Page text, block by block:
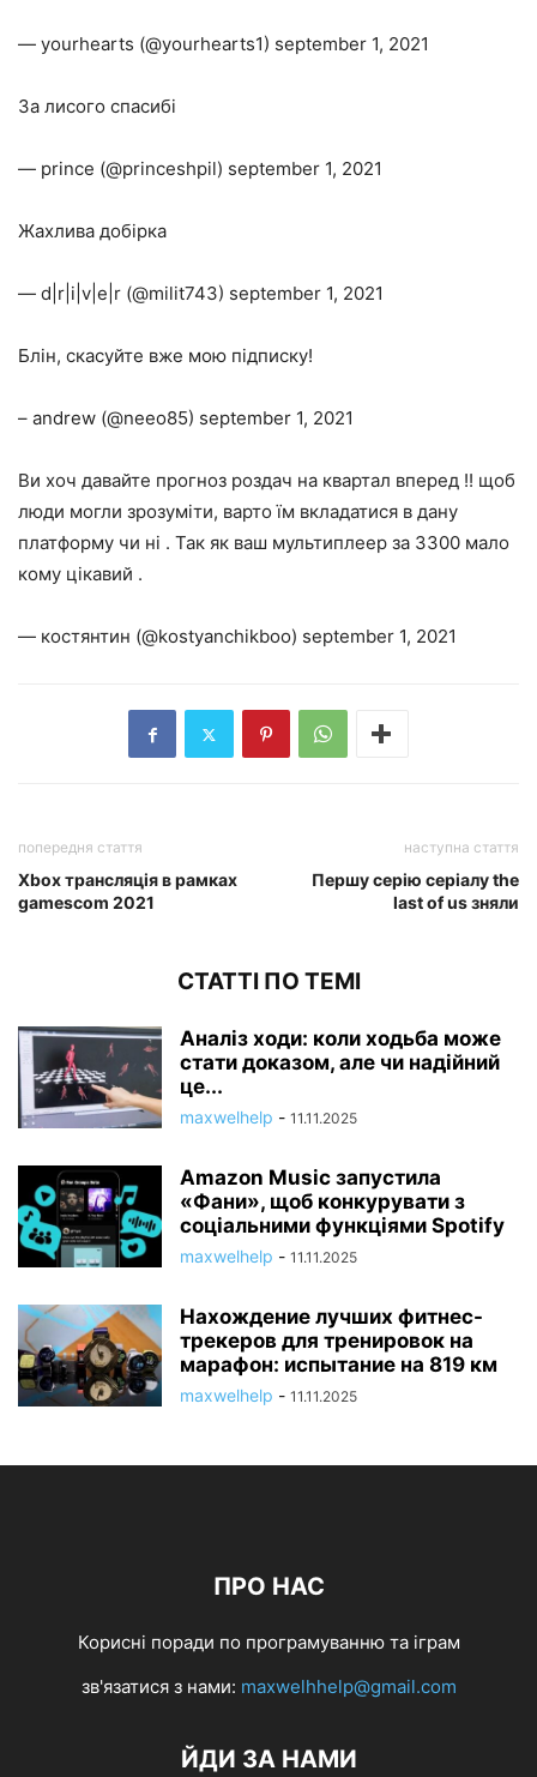
— yourhearts (@yourhearts1) september 1, 2021
За лисого спасибі
— prince (@princeshpil) september 1, 2021
Жахлива добірка
— d|r|i|v|e|r (@milit743) september 1, 2021
Блін, скасуйте вже мою підписку!
– andrew (@neeo85) september 1, 2021
Ви хоч давайте прогноз роздач на квартал вперед !! щоб
люди могли зрозуміти, варто їм вкладатися в дану
платформу чи ні . Так як ваш мультиплеер за 3300 мало
кому цікавий .
— костянтин (@kostyanchikboo) september 1, 2021
попередня стаття
Xbox трансляція в рамках
gamescom 2021
наступна стаття
Першу серію серіалу the
last of us зняли
СТАТТІ ПО ТЕМІ
Аналіз ходи: коли ходьба може
стати доказом, але чи надійний
це...
maxwelhelp - 11.11.2025
Amazon Music запустила
«Фани», щоб конкурувати з
соціальними функціями Spotify
maxwelhelp - 11.11.2025
Нахождение лучших фитнес-
трекеров для тренировок на
марафон: испытание на 819 км
maxwelhelp - 11.11.2025
ПРО НАС
Корисні поради по програмуванню та іграм
зв'язатися з нами: maxwelhhelp@gmail.com
ЙДИ ЗА НАМИ